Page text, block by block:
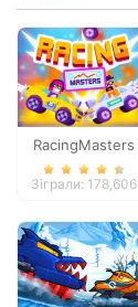
RacingMasters
Зіграли: 178,606